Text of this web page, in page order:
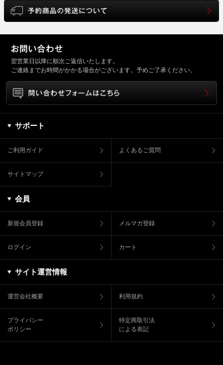
翌営業日以降に順次ご返信いたします。
ご連絡までお時間がかかる場合がございます。予めご了承ください。
サポート
ご利用ガイド よくあるご質問
サイトマップ
会員
新規会員登録 メルマガ登録
ログイン カート
サイト運営情報
運営会社概要 利用規約
プライバシー
ポリシー
特定商取引法
による表記